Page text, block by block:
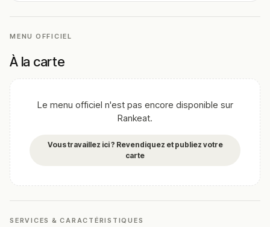
clients qui apprécient la qualité irréprochable et le
d’Italie au cœur de Lille.
Cette description peut contenir des erreurs, n'hésitez pas à
nous aider en vous rendant sur :Améliorer la fiche de cet
MENU OFFICIEL
À la carte
Le menu officiel n'est pas encore disponible sur
Rankeat.
Vous travaillez ici ? Revendiquez et publiez votre
carte
SERVICES & CARACTÉRISTIQUES